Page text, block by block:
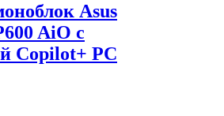
Asus
AiO с
Copilot+ PC